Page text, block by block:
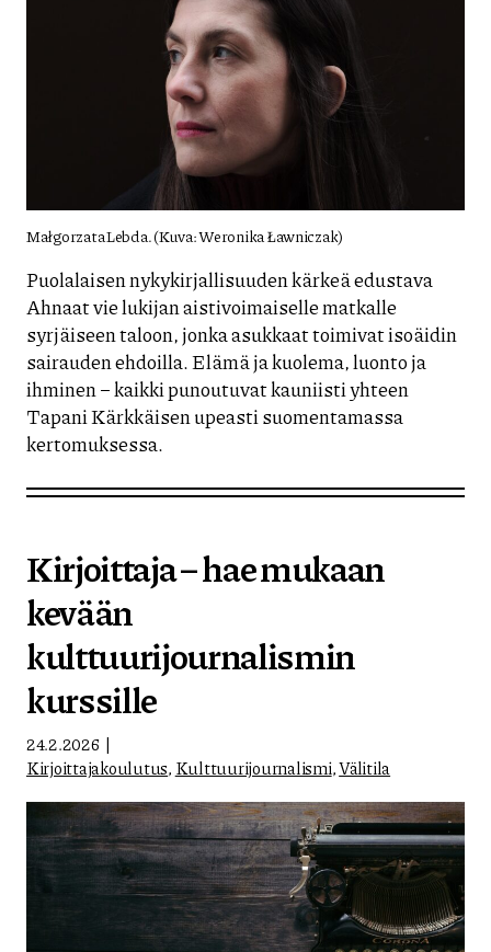
Małgorzata Lebda. (Kuva: Weronika Ławniczak)
Puolalaisen nykykirjallisuuden kärkeä edustava
Ahnaat vie lukijan aistivoimaiselle matkalle
syrjäiseen taloon, jonka asukkaat toimivat isoäidin
sairauden ehdoilla. Elämä ja kuolema, luonto ja
ihminen – kaikki punoutuvat kauniisti yhteen
Tapani Kärkkäisen upeasti suomentamassa
kertomuksessa.
Kirjoittaja – hae mukaan
kevään
kulttuurijournalismin
kurssille
24.2.2026
Kirjoittajakoulutus, Kulttuurijournalismi,Välitila